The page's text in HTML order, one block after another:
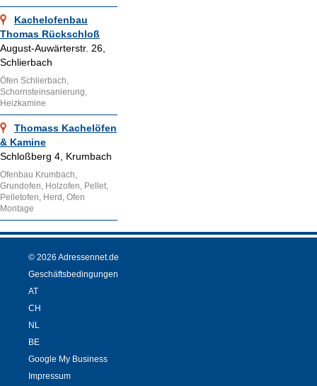
Kachelofenbau
Thomas Rückschloß
August-Auwärterstr. 26,
Schlierbach
Öfen Schlierbach,
Schornsteinsanierung,
Heizkamine
Thomass Kachelöfen
& Kamine
Schloßberg 4, Krumbach
Ofenbau Krumbach,
Grundofen, Holzofen, Pellet,
Pelletofen, Herd, Ofen
Montage
© 2026 Adressennet.de
Geschäftsbedingungen
AT
CH
NL
BE
Google My Business
Impressum